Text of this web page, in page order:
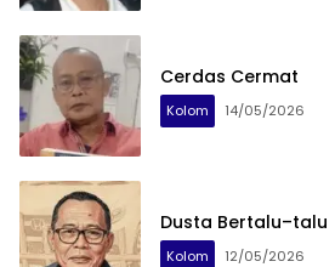
Cerdas Cermat
Kolom 14/05/2026
Dusta Bertalu–talu
Kolom 12/05/2026